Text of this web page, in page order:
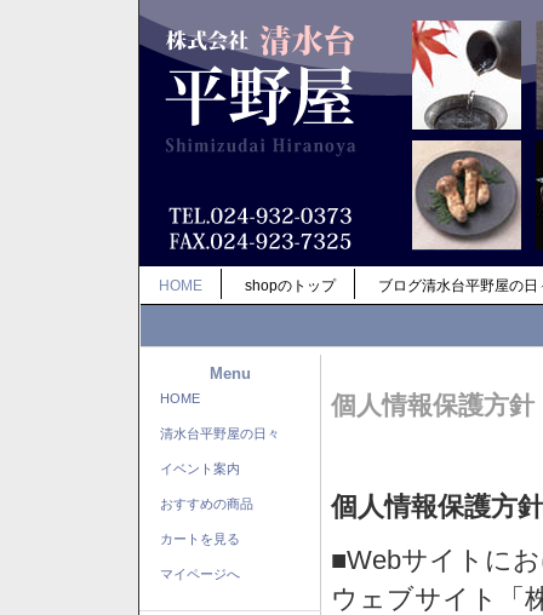
HOME shopのトップ ブログ清水台平野屋の日
Menu
HOME
清水台平野屋の日々
イベント案内
おすすめの商品
カートを見る
マイページへ
個人情報保護方針
個人情報保護方針
■Webサイトに
ウェブサイト「